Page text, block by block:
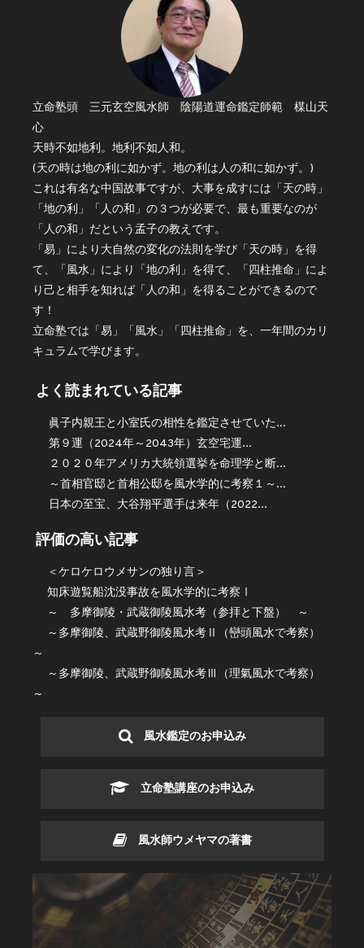
立命塾頭 三元玄空風水師 陰陽道運命鑑定師範 楳山天
心
天時不如地利。地利不如人和。
(天の時は地の利に如かず。地の利は人の和に如かず。)
これは有名な中国故事ですが、大事を成すには「天の時」
「地の利」「人の和」の３つが必要で、最も重要なのが
「人の和」だという孟子の教えです。
「易」により大自然の変化の法則を学び「天の時」を得
て、「風水」により「地の利」を得て、「四柱推命」によ
り己と相手を知れば「人の和」を得ることができるので
す！
立命塾では「易」「風水」「四柱推命」を、一年間のカリ
キュラムで学びます。
よく読まれている記事
眞子内親王と小室氏の相性を鑑定させていた...
第９運（2024年～2043年）玄空宅運...
２０２０年アメリカ大統領選挙を命理学と断...
～首相官邸と首相公邸を風水学的に考察１～...
日本の至宝、大谷翔平選手は来年（2022...
評価の高い記事
＜ケロケロウメサンの独り言＞
知床遊覧船沈没事故を風水学的に考察Ⅰ
～ 多摩御陵・武蔵御陵風水考（参拝と下盤） ～
～多摩御陵、武蔵野御陵風水考Ⅱ（巒頭風水で考察）
～
～多摩御陵、武蔵野御陵風水考Ⅲ（理氣風水で考察）
～
風水鑑定のお申込み
立命塾講座のお申込み
風水師ウメヤマの著書